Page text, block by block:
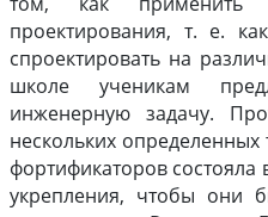
проектирования, т. е.
спроектировать на
школе ученикам
инженерную задачу.
нескольких определенных
фортификаторов состояла
укрепления, чтобы они